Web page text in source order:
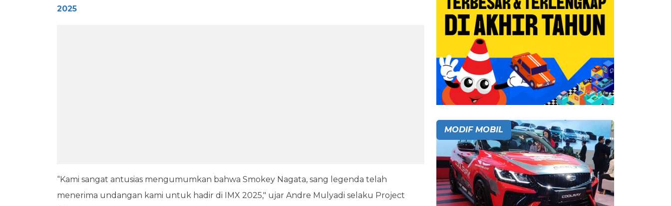
2025
“Kami sangat antusias mengumumkan bahwa Smokey Nagata, sang legenda telah
menerima undangan kami untuk hadir di IMX 2025," ujar Andre Mulyadi selaku Project
MODIF MOBIL